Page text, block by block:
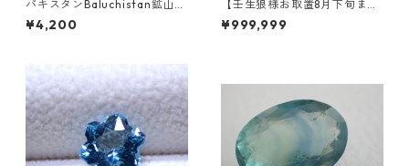
パキスタンBaluchistan鉱山産
フローライト スクエアカット
ルース 34.4ct 20 x 19.6 x 11
¥4,200
【壬生狼様お取置8月下旬ま
で】マダガスカル産スフェー
ン ラウンドカットルース 0.45
¥999,999